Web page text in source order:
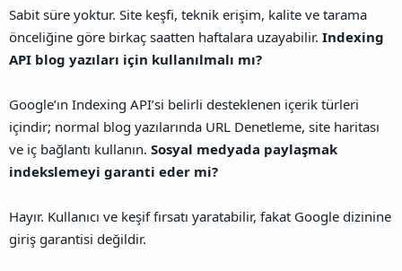
Sabit süre yoktur. Site keşfi, teknik erişim, kalite ve tarama
önceliğine göre birkaç saatten haftalara uzayabilir. Indexing
API blog yazıları için kullanılmalı mı?
Google’ın Indexing API’si belirli desteklenen içerik türleri
içindir; normal blog yazılarında URL Denetleme, site haritası
ve iç bağlantı kullanın. Sosyal medyada paylaşmak
indekslemeyi garanti eder mi?
Hayır. Kullanıcı ve keşif fırsatı yaratabilir, fakat Google dizinine
giriş garantisi değildir.